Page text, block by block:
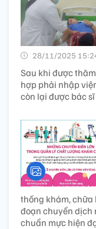
28/11/2025
Sau khi được
hợp phải nhập
còn lại được bác
thống khám, chữa
đoạn chuyển dịch
chuẩn mực hiện